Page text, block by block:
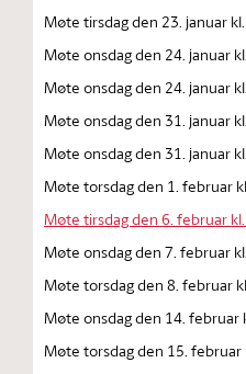
Møte tirsdag den 23. januar
Møte onsdag den 24. januar
Møte onsdag den 24. januar
Møte onsdag den 31. januar
Møte onsdag den 31. januar
Møte torsdag den 1. februar
Møte tirsdag den 6. februar
Møte onsdag den 7. februar
Møte torsdag den 8. februar
Møte onsdag den 14. februar
Møte torsdag den 15. februar